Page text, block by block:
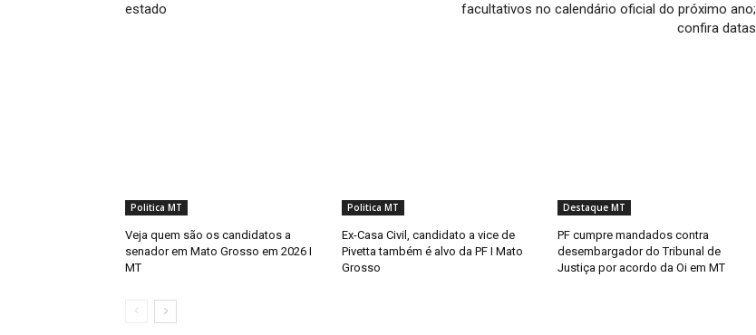
estado
facultativos no calendário oficial do próximo ano;
confira datas
Politica MT
Veja quem são os candidatos a
senador em Mato Grosso em 2026 I
MT
Politica MT
Ex-Casa Civil, candidato a vice de
Pivetta também é alvo da PF I Mato
Grosso
Destaque MT
PF cumpre mandados contra
desembargador do Tribunal de
Justiça por acordo da Oi em MT